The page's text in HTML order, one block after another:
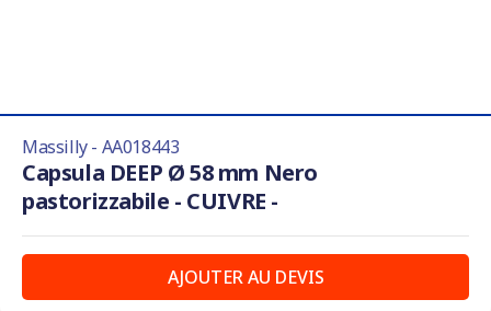
Massilly - AA018443
Capsula DEEP Ø 58 mm Nero
pastorizzabile - CUIVRE -
AJOUTER AU DEVIS